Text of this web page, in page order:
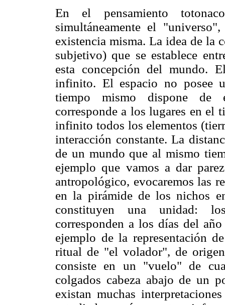
En el pensamiento
simultáneamente el
existencia misma. La idea de
subjetivo) que se establece
esta concepción del mundo.
infinito. El espacio no posee
tiempo mismo dispone
corresponde a los lugares en el
infinito todos los elementos
interacción constante. La
de un mundo que al mismo
ejemplo que vamos a dar
antropológico, evocaremos las
en la pirámide de los nichos
constituyen una unidad:
corresponden a los días del
ejemplo de la representación
ritual de "el volador", de
consiste en un "vuelo" de
colgados cabeza abajo de un
existan muchas